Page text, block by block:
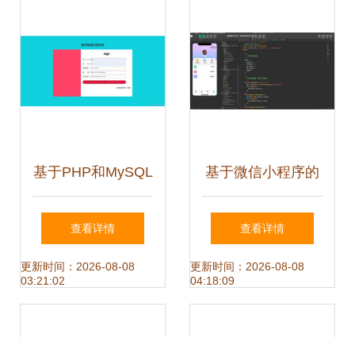
角
基于PHP和MySQL
的门店销售系统设
计与实现——从开
查看详情
更新时间：2026-08-08
03:21:02
基于微信小程序的
自习室预约系统的
设计与实现
查看详情
更新时间：2026-08-08
04:18:09